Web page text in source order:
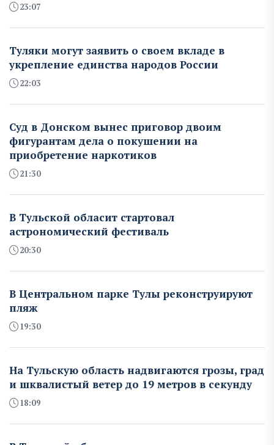
23:07
Туляки могут заявить о своем вкладе в
укрепление единства народов России
22:03
Суд в Донском вынес приговор двоим
фигурантам дела о покушении на
приобретение наркотиков
21:30
В Тульской обласит стартовал
астрономический фестиваль
20:30
В Центральном парке Тулы реконструируют
пляж
19:30
На Тульскую область надвигаются грозы, град
и шквалистый ветер до 19 метров в секунду
18:09